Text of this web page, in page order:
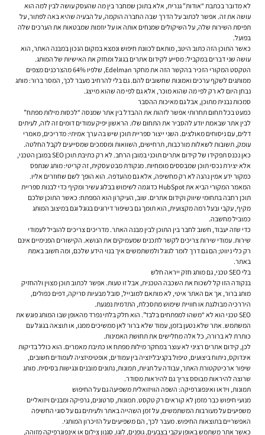
לא מדובר בכתבת “אודות” גנרית, אלא בתוכן שמחבר בין מה שהעסק עושה לבין למה הוא
עושה את זה. אפשר לכתוב על הדרך שבה החברה הוקמה, על הבעיה שהיא באה לפתור, על
תפיסת השירות שלה, על השיקולים שמנחים אותה או על יוזמות שמבטאות את הערכים שלה
בפועל.
כאשר התוכן הזה כתוב היטב, מותאם לכוונת חיפוש ונמצא במקום הנכון במבנה האתר, הוא
עושה שני דברים במקביל: מסייע לקידום אתרים בגוגל ומחזק את האישיות של המותג.
הטקסט המקורי הזכיר בהקשר הזה את מחקר Edelman, שלפיו 64% מהצרכנים מצפים
ממותגים לשקף ערכים ואמונות שחשובים להם. גם בלי להרחיב מעבר לכך, המסר ברור: מותג
נבחן היום לא רק לפי מה שהוא מוכר, אלא גם לפי מה שהוא מייצג.
סמכות נבנית מתוכן, אבל גם מאיכות ההסבר
כמעט בכל תחום תחרותי אפשר לזהות את ההבדל בין אתר שמנסה “לכסות מילות מפתח”
לבין אתר שבאמת יודע להסביר את התחום שלו. הראשון יפיק עמודים דומים זה לזה, לעיתים
דלים, עם ניסוחים מאולצים. השני ייצור ספריית תוכן שיש בה ערך אמיתי: מדריכים, מאמרי
עומק, תשובות לשאלות מורכבות, תרחישים, השוואות ומסמכים שמסייעים לקבל החלטה.
כאן נכנס תפקידו של קידום אתרים תוכני במובן הרחב. לא רק כתיבת תוכן SEO במובן הטכני,
אלא יצירת נכסי תוכן שמבססים מומחיות. מנקודת מבט עסקית, זה קריטי: מותג שנתפס
כמקור ידע אמין נהנה לא רק מחשיפה, אלא גם מהעדפה. הוא הופך לשם שחוזרים אליו.
המאמר המקורי הביא את HubSpot כדוגמה לשימוש בבלוג עשיר ומקיף כדי לבנות ספריית
תוכן רחבה בתחומי שיווק וקידום אתרים. שוב, העיקרון הוא המפתח: כאשר התוכן שלכם
מקיף, עקבי ובעל רמה מקצועית, הוא תומך גם בשיפור דירוגים בגוגל וגם במיצוב המותג
כמוביל מחשבה.
כדי שזה יעבוד, חשוב לחבר בין התוכן לבין מבנה האתר. מדריכים צריכים להוביל לעמודי
שירות. עמודי שירות צריכים לקשר לתכנים שמעמיקים את הנושא. הקישורים הפנימיים אינם
רק כלי ניווט; הם גם דרך לומר לגוגל ולמשתמשים איך בנוי הידע שלכם, ומה חשוב באמת
באתר.
בלי SEO טכני, גם מותג חזק ייראה חלש
בנקודה הזו קל לשכוח את השכבה הטכנית, אבל זו טעות. אפשר לכתוב תוכן מצוין ולהחזיק
מותג ברור, אך אם האתר איטי, לא מותאם למובייל, סובל מבעיות סריקה, דפים כפולים,
היררכיה מבולגנת או חוויית שימוש מתסכלת, התדמית נפגעת.
SEO טכני הוא לא “משהו למפתחים בלבד”. הוא חלק בלתי נפרד מהאופן שבו המותג פוגש את
המשתמש. אתר שלא נטען בזמן, עמוד שלא ברור לאן ממשיכים ממנו, או תוצאה בגוגל עם
כותרת לא ברורה, כל אלה מחלישים את תחושת האמינות.
לכן, קידום אתרים רציני לא עוצר במחקר מילות מפתח או כתיבת מאמרים. הוא כולל בדיקות
אינדוקס, ניתוח ביצועים, טיפול בקניבליזציה בין עמודים, אופטימיזציה לעמודים חשובים,
שיפור ארכיטקטורת האתר, עבודה על תגיות, תמונות, נתונים מובנים ונגישות בסיסית. מותג
שרוצה להיראות מבוסס צריך גם להיראות מסודר.
תמונות, וידאו ואינפוגרפיקה: השפה הוויזואלית משפיעה גם על החיפוש
מנועי חיפוש כבר מזמן לא קוראים רק טקסט. תמונות, סרטונים, גרפיקה ומבנים ויזואליים
משפיעים על מעורבות המשתמשים, על זמן השהייה באתר ולעיתים גם על סוגי החשיפה
האפשריים בתוצאות החיפוש. מעבר לכך, הם משפיעים על הזיכרון המותגי.
כאשר אתר משתמש באופן עקבי בצבעים, גופנים, לוגו, סגנון צילום או אינפוגרפיקה מזוהה,